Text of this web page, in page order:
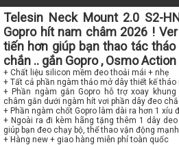
Telesin Neck Mount 2.0 S2-
Gopro hít nam châm 2026 !
tiến hơn giúp bạn thao tác
chắn .. gắn Gopro , Osmo Action
+ Chất liệu silicon mềm đeo thoải mái + nhẹ
+ Tất cả phần ngàm thảo mở dây thiết kế
+ Phần ngàm gắn Gopro hỗ trợ xoay
châm gắn dưới ngàm hít vơi phần dây đeo
+ Phần ngàm chốt Gopro làm dài ra hơn 1 xíu
+ Ngoài ra đi kèm hãng tặng thêm 1 dây
giúp bạn đeo chạy bộ, thể thao vận động
+ Hàng new + giao hàng miễn phí toàn quốc